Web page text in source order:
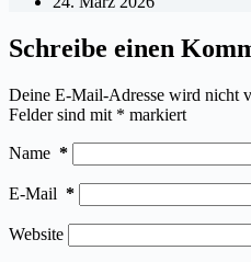
Schreibe einen
Deine E-Mail-Adresse wird nicht
Felder sind mit * markiert
Name *
E-Mail *
Website